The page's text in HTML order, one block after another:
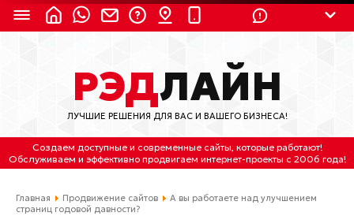
8 (800) 550-9899 (с 2:30 до 11:30 по
Мск)
Бесплатно по России
(4212) 658-653
(4212) 637-673
РЭДЛАЙН
ЛУЧШИЕ РЕШЕНИЯ ДЛЯ ВАС И ВАШЕГО БИЗНЕСА!
Создаем доступные и современные сайты, которые работают!
Обслуживаем и эффективно продвигаем интернет-проекты с 2006 года!
Главная Продвижение сайтов
А вы работаете над улучшением
страниц годовой давности?